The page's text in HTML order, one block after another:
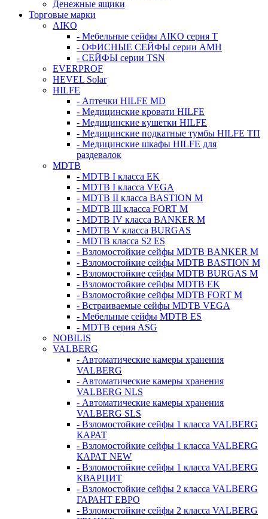
Денежные ящики
Торговые марки
AIKO
- Мебельные сейфы AIKO серия Т
- ОФИСНЫЕ СЕЙФЫ серии AMH
- СЕЙФЫ серии TSN
EVERPROF
HEVEL Solar
HILFE
- Аптечки HILFE MD
- Медицинские кровати HILFE
- Медицинские кушетки HILFE
- Медицинские подкатные тумбы HILFE ТП
- Медицинские шкафы HILFE для
раздевалок
MDTB
- MDTB I класса EK
- MDTB I класса VEGA
- MDTB II класса BASTION M
- MDTB III класса FORT M
- MDTB IV класса BANKER M
- MDTB V класса BURGAS
- MDTB класса S2 ES
- Взломостойкие сейфы MDTB BANKER M
- Взломостойкие сейфы MDTB BASTION M
- Взломостойкие сейфы MDTB BURGAS M
- Взломостойкие сейфы MDTB EK
- Взломостойкие сейфы MDTB FORT M
- Встраиваемые сейфы MDTB VEGA
- Мебельные сейфы MDTB ES
- MDTB серия ASG
NOBILIS
VALBERG
- Автоматические камеры хранения
VALBERG
- Автоматические камеры хранения
VALBERG NLS
- Автоматические камеры хранения
VALBERG SLS
- Взломостойкие сейфы 1 класса VALBERG
КАРАТ
- Взломостойкие сейфы 1 класса VALBERG
КАРАТ NEW
- Взломостойкие сейфы 1 класса VALBERG
КВАРЦИТ
- Взломостойкие сейфы 2 класса VALBERG
ГАРАНТ ЕВРО
- Взломостойкие сейфы 2 класса VALBERG